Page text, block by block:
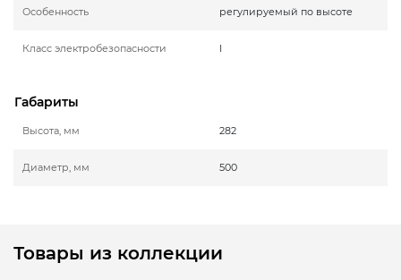
Особенность регулируемый по высоте
Класс электробезопасности I
Габариты
Высота, мм 282
Диаметр, мм 500
Товары из коллекции